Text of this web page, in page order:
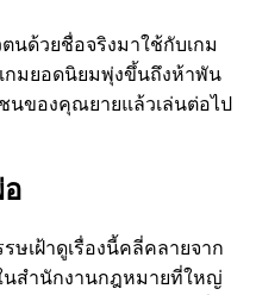
นด้วยชื่อจริงมาใช้กับเกม
กมยอดนิยมพุ่งขึ้นถึงห้าพัน
นของคุณยายแล้วเล่นต่อไป
รษเฝ้าดูเรื่องนี้คลี่คลายจาก
นสำนักงานกฎหมายที่ใหญ่